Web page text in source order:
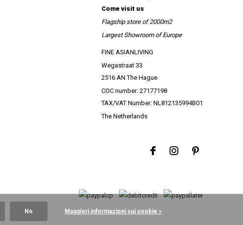
Come visit us
Flagship store of 2000m2
Largest Showroom of Europe
FINE ASIANLIVING
Wegastraat 33
2516 AN The Hague
COC number: 27177198
TAX/VAT Number: NL812135994B01
The Netherlands
No Maggiori informazioni sui cookie »